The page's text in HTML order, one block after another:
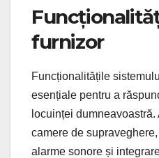
furnizor
Funcționalitățile
esențiale pentru a
locuinței
camere de
alarme sonore și